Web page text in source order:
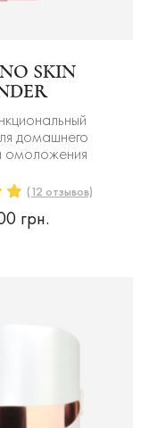
SKIN
домашнего
омоложения
(12 отзывов)
грн.